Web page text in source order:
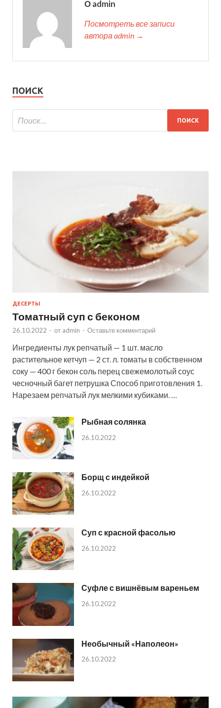
О admin
Посмотреть все записи
автора admin →
ПОИСК
ДЕСЕРТЫ
Томатный суп с беконом
26.10.2022 - от admin - Оставьте комментарий
Ингредиенты лук репчатый — 1 шт. масло
растительное кетчуп — 2 ст. л. томаты в собственном
соку — 400 г бекон соль перец свежемолотый соус
чесночный багет петрушка Способ приготовления 1.
Нарезаем репчатый лук мелкими кубиками. …
Рыбная солянка
26.10.2022
Борщ с индейкой
26.10.2022
Суп с красной фасолью
26.10.2022
Суфле с вишнёвым вареньем
26.10.2022
Необычный «Наполеон»
26.10.2022